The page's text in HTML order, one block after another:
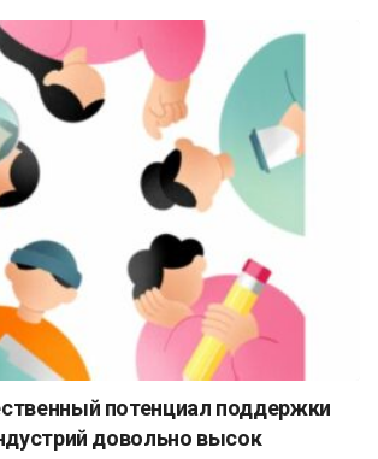
потенциал поддержки
довольно высок